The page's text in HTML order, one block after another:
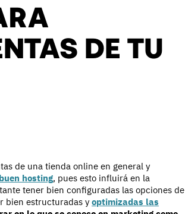
DE TU
de una tienda online en general y
hosting, pues esto influirá en la
tener bien configuradas las opciones de
bien estructuradas y optimizadas las